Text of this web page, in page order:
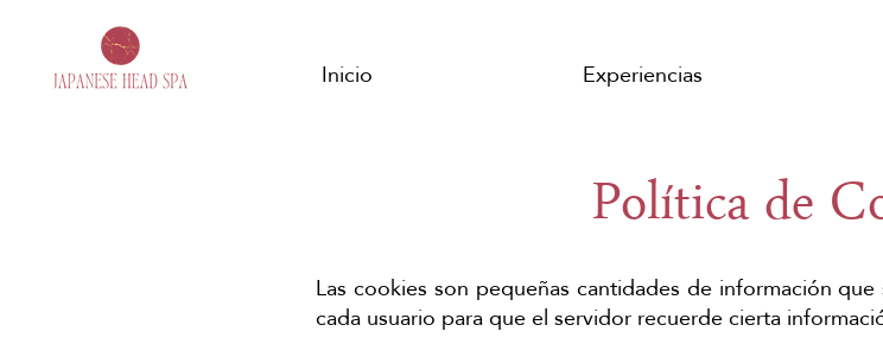
Inicio Experiencias
Política de
Las cookies son pequeñas cantidades de información
cada usuario para que el servidor recuerde cierta